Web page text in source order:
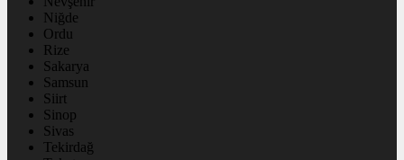
Niğde
Ordu
Rize
Sakarya
Samsun
Siirt
Sinop
Sivas
Tekirdağ